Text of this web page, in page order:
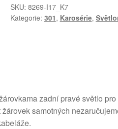
Peugeot
301
SKU: 8269-I17_K7
Kategorie: 301, Karosérie,
zadní pravé světlo
žárovek samotných